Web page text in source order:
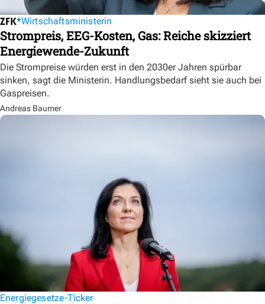
Wirtschaftsministerin
Strompreis, EEG-Kosten, Gas: Reiche skizziert
Energiewende-Zukunft
Die Strompreise würden erst in den 2030er Jahren spürbar
sinken, sagt die Ministerin. Handlungsbedarf sieht sie auch bei
Gaspreisen.
Andreas Baumer
Energiegesetze-Ticker